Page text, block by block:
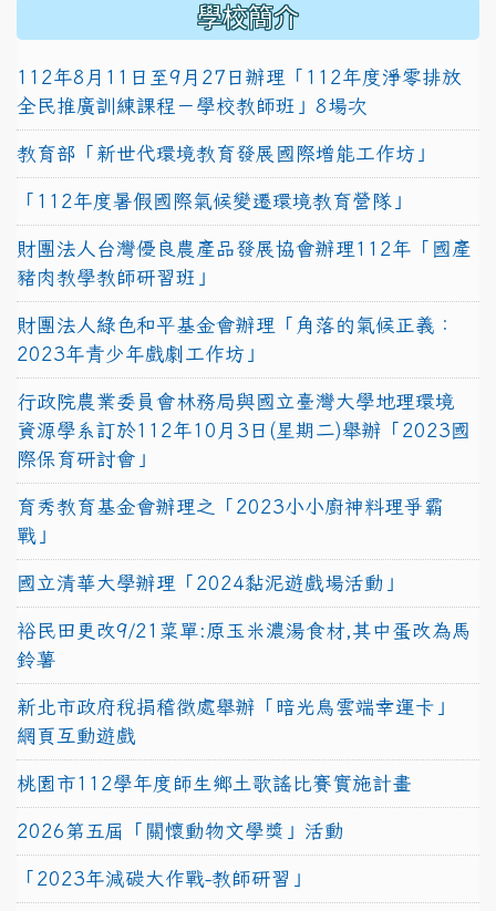
學校簡介
112年8月11日至9月27日辦理「112年度淨零排放
全民推廣訓練課程－學校教師班」8場次
教育部「新世代環境教育發展國際增能工作坊」
「112年度暑假國際氣候變遷環境教育營隊」
財團法人台灣優良農產品發展協會辦理112年「國產
豬肉教學教師研習班」
財團法人綠色和平基金會辦理「角落的氣候正義：
2023年青少年戲劇工作坊」
行政院農業委員會林務局與國立臺灣大學地理環境
資源學系訂於112年10月3日(星期二)舉辦「2023國
際保育研討會」
育秀教育基金會辦理之「2023小小廚神料理爭霸
戰」
國立清華大學辦理「2024黏泥遊戲場活動」
裕民田更改9/21菜單:原玉米濃湯食材,其中蛋改為馬
鈴薯
新北市政府稅捐稽徵處舉辦「暗光鳥雲端幸運卡」
網頁互動遊戲
桃園市112學年度師生鄉土歌謠比賽實施計畫
2026第五屆「關懷動物文學獎」活動
「2023年減碳大作戰-教師研習」